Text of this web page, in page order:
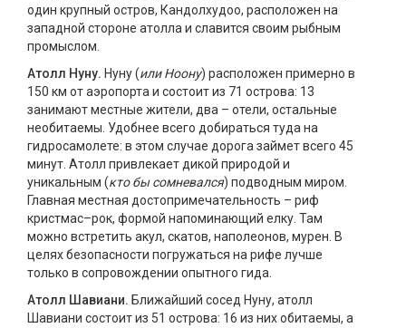
один крупный остров, Кандолхудоо, расположен на
западной стороне атолла и славится своим рыбным
промыслом.
Атолл Нуну. Нуну (или Ноону) расположен примерно в
150 км от аэропорта и состоит из 71 острова: 13
занимают местные жители, два – отели, остальные
необитаемы. Удобнее всего добираться туда на
гидросамолете: в этом случае дорога займет всего 45
минут. Атолл привлекает дикой природой и
уникальным (кто бы сомневался) подводным миром.
Главная местная достопримечательность – риф
кристмас–рок, формой напоминающий елку. Там
можно встретить акул, скатов, наполеонов, мурен. В
целях безопасности погружаться на рифе лучше
только в сопровождении опытного гида.
Атолл Шавиани. Ближайший сосед Нуну, атолл
Шавиани состоит из 51 острова: 16 из них обитаемы, а